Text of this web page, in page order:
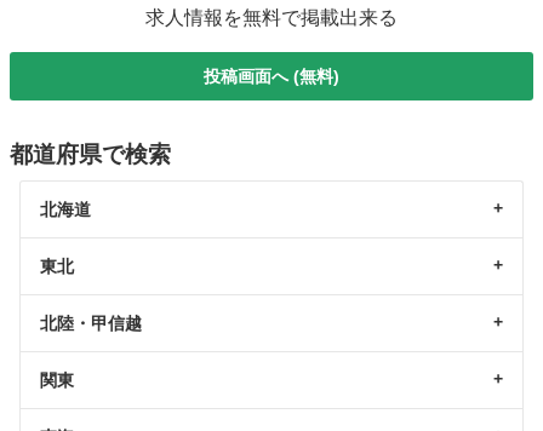
求人情報を無料で掲載出来る
投稿画面へ (無料)
都道府県で検索
北海道
東北
北陸・甲信越
関東